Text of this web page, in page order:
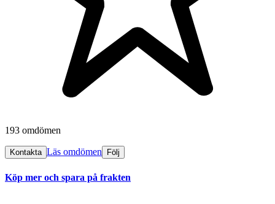
193 omdömen
Kontakta Läs omdömen Följ
Köp mer och spara på frakten